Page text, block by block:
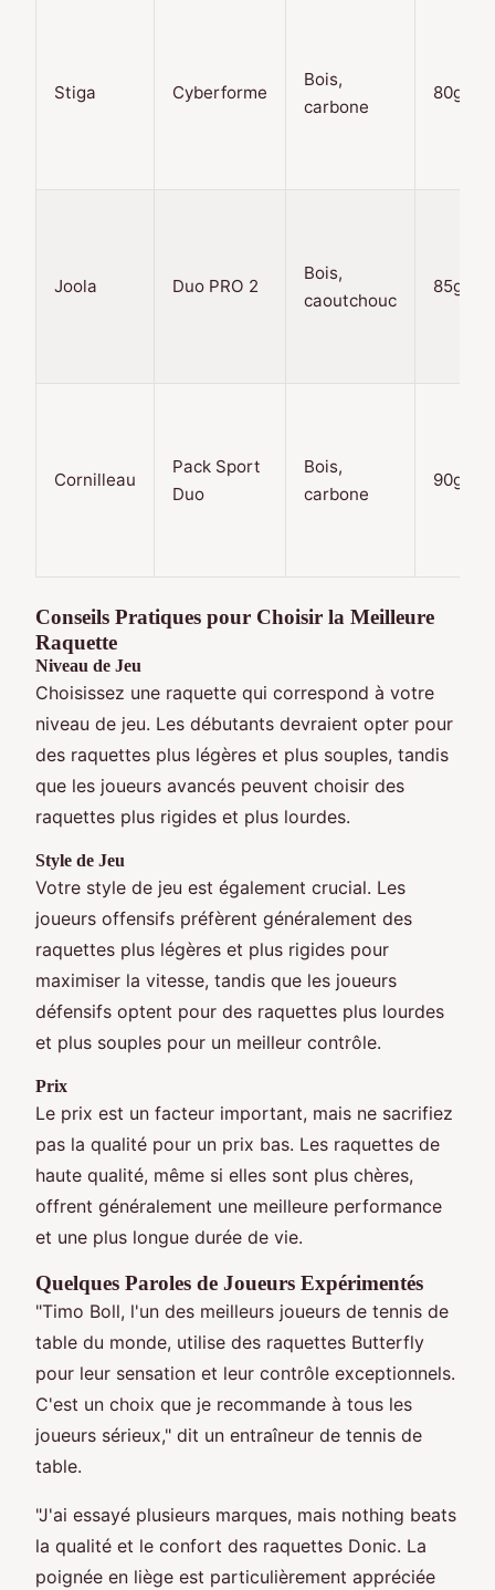
Stiga Cyberforme
Bois,
carbone
80g
Joola Duo PRO 2
Bois,
caoutchouc
85g
Cornilleau
Pack Sport
Duo
Bois,
carbone
90g
Conseils Pratiques pour Choisir la Meilleure
Raquette
Niveau de Jeu
Choisissez une raquette qui correspond à votre
niveau de jeu. Les débutants devraient opter pour
des raquettes plus légères et plus souples, tandis
que les joueurs avancés peuvent choisir des
raquettes plus rigides et plus lourdes.
Style de Jeu
Votre style de jeu est également crucial. Les
joueurs offensifs préfèrent généralement des
raquettes plus légères et plus rigides pour
maximiser la vitesse, tandis que les joueurs
défensifs optent pour des raquettes plus lourdes
et plus souples pour un meilleur contrôle.
Prix
Le prix est un facteur important, mais ne sacrifiez
pas la qualité pour un prix bas. Les raquettes de
haute qualité, même si elles sont plus chères,
offrent généralement une meilleure performance
et une plus longue durée de vie.
Quelques Paroles de Joueurs Expérimentés
"Timo Boll, l'un des meilleurs joueurs de tennis de
table du monde, utilise des raquettes Butterfly
pour leur sensation et leur contrôle exceptionnels.
C'est un choix que je recommande à tous les
joueurs sérieux," dit un entraîneur de tennis de
table.
"J'ai essayé plusieurs marques, mais nothing beats
la qualité et le confort des raquettes Donic. La
poignée en liège est particulièrement appréciée